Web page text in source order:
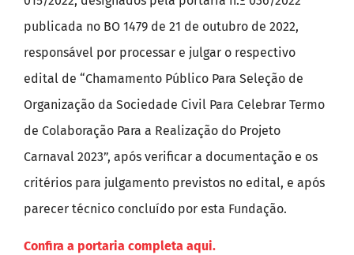
publicada no BO 1479 de 21 de outubro de 2022,
responsável por processar e julgar o respectivo
edital de “Chamamento Público Para Seleção de
Organização da Sociedade Civil Para Celebrar Termo
de Colaboração Para a Realização do Projeto
Carnaval 2023”, após verificar a documentação e os
critérios para julgamento previstos no edital, e após
parecer técnico concluído por esta Fundação.
Confira a portaria completa aqui.